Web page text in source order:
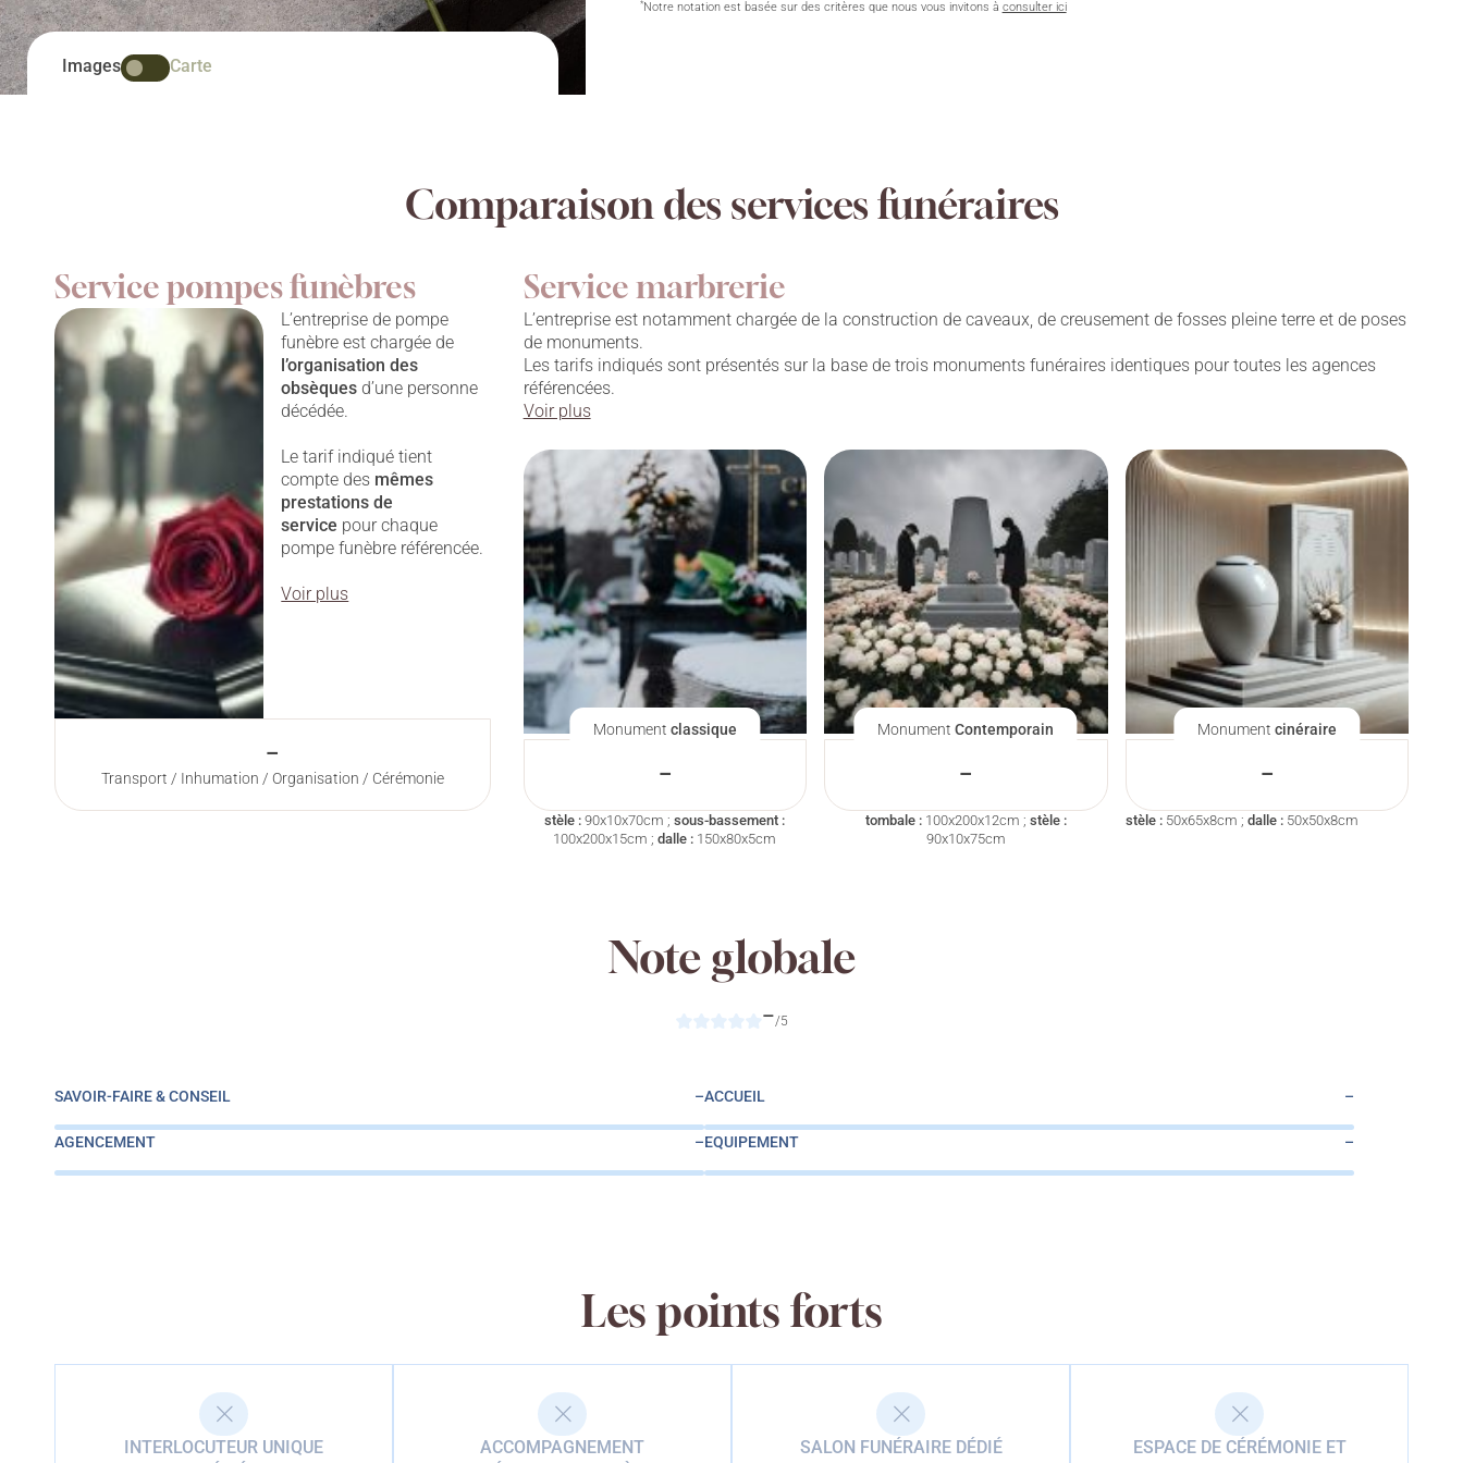
Images Carte
*Notre notation est basée sur des critères que nous vous invitons à consulter ici
Comparaison des services funéraires
Service pompes funèbres
L’entreprise de pompe
funèbre est chargée de
l’organisation des
obsèques d’une personne
décédée.
Le tarif indiqué tient
compte des mêmes
prestationsde
service pour chaque
pompe funèbre référencée.
Voir plus
–
Transport / Inhumation / Organisation / Cérémonie
Service marbrerie
L’entreprise est notamment chargée de la construction de caveaux, de creusement de fosses pleine terre et de poses
de monuments.
Les tarifs indiqués sont présentés sur la base de trois monuments funéraires identiques pour toutes les agences
référencées.
Voir plus
Monument classique
–
stèle : 90x10x70cm ;sous-bassement :
100x200x15cm ;dalle : 150x80x5cm
MonumentContemporain
–
tombale :100x200x12cm ; stèle :
90x10x75cm
Monument cinéraire
–
stèle :50x65x8cm ; dalle :50x50x8cm
Note globale
–/5
SAVOIR-FAIRE & CONSEIL –ACCUEIL –
AGENCEMENT –EQUIPEMENT –
Les points forts
INTERLOCUTEUR UNIQUE
ACCOMPAGNEMENT
SALON FUNÉRAIRE DÉDIÉ
ESPACE DE CÉRÉMONIE ET